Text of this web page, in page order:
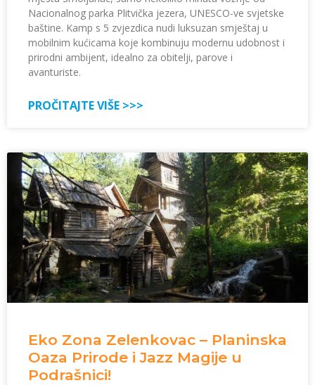
Nacionalnog parka Plitvička jezera, UNESCO-ve svjetske
baštine. Kamp s 5 zvjezdica nudi luksuzan smještaj u
mobilnim kućicama koje kombinuju modernu udobnost i
prirodni ambijent, idealno za obitelji, parove i
avanturiste.
PROČITAJTE VIŠE >>>
Eko Zona Zelenkovac – Planinska
Oaza Prirode i Jazz Magije u
Podrašnici!